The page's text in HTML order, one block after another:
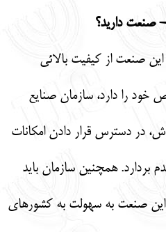
صنعت داريد؟
صنعت از كيفيت بالائي
خود را دارد، سازمان صنايع
در دسترس قرار دادن امكانات
بردارد. همچنين سازمان بايد
اين صنعت به سهولت به كشورهاي